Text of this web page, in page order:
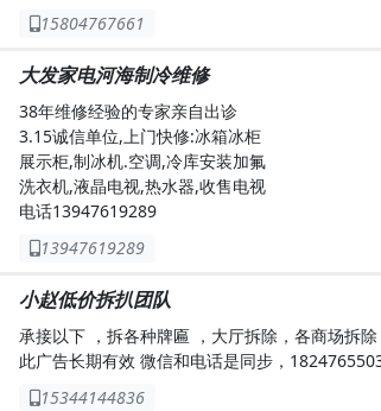
15804767661
大发家电河海制冷维修
38年维修经验的专家亲自出诊
3.15诚信单位,上门快修:冰箱冰柜
展示柜,制冰机.空调,冷库安装加氟
洗衣机,液晶电视,热水器,收售电视
电话13947619289
13947619289
小赵低价拆扒团队
承接以下 ，拆各种牌匾 ，大厅拆除，各商场拆
此广告长期有效 微信和电话是同步，
15344144836